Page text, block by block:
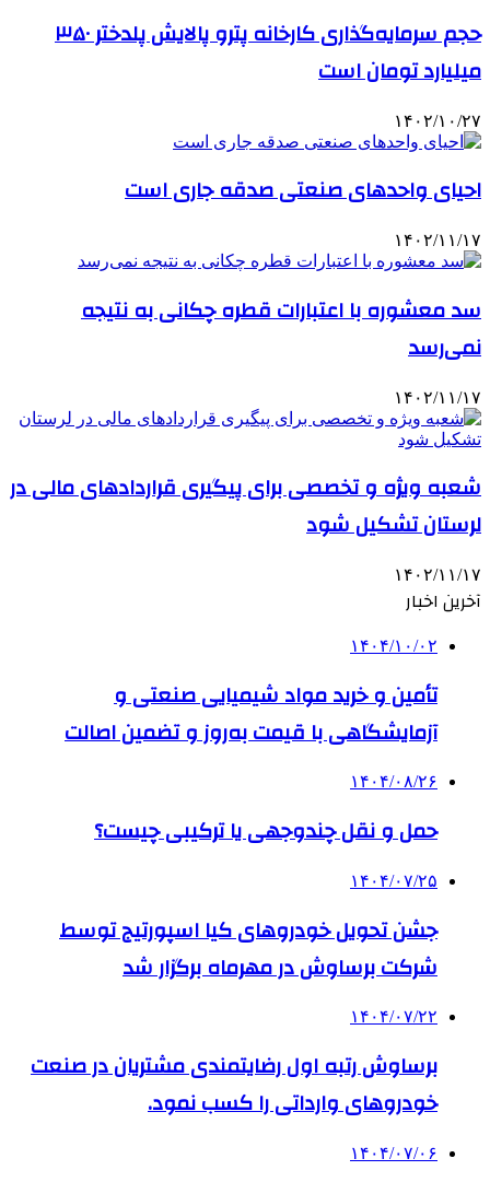
حجم سرمایه‌گذاری کارخانه پترو پالایش پلدختر ۳۵۰
میلیارد تومان است
۱۴۰۲/۱۰/۲۷
احیای واحدهای صنعتی صدقه جاری است
۱۴۰۲/۱۱/۱۷
سد معشوره ‌با اعتبارات قطره چکانی به نتیجه
نمی‌رسد
۱۴۰۲/۱۱/۱۷
شعبه ویژه و تخصصی برای پیگیری قراردادهای مالی در
لرستان تشکیل شود
۱۴۰۲/۱۱/۱۷
آخرین اخبار
۱۴۰۴/۱۰/۰۲
تأمین و خرید مواد شیمیایی صنعتی و
آزمایشگاهی با قیمت به‌روز و تضمین اصالت
۱۴۰۴/۰۸/۲۶
حمل و نقل چندوجهی یا ترکیبی چیست؟
۱۴۰۴/۰۷/۲۵
جشن تحویل خودروهای کیا اسپورتیج توسط
شرکت برساوش در مهرماه برگزار شد
۱۴۰۴/۰۷/۲۲
برساوش رتبه اول رضایتمندی مشتریان در صنعت
خودروهای وارداتی را کسب نمود.
۱۴۰۴/۰۷/۰۶